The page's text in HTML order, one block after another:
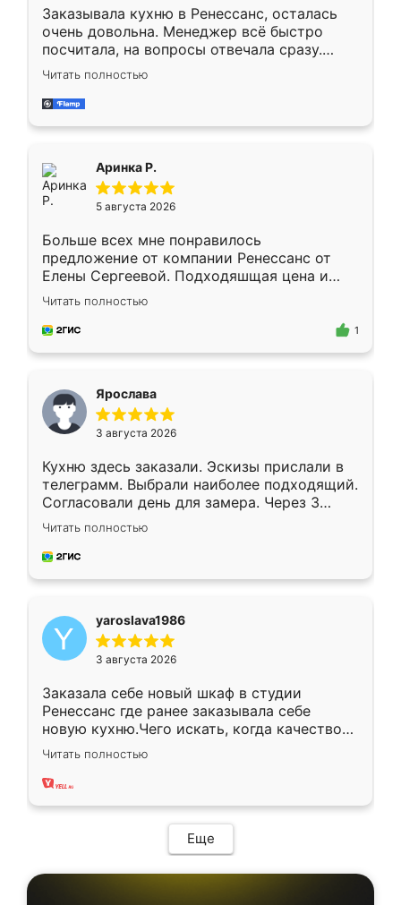
Заказывала кухню в Ренессанс, осталась
очень довольна. Менеджер всё быстро
посчитала, на вопросы отвечала сразу.
Замерщик приехал в субботу, подошёл к
делу со всей ответственностью. Собрали
за день, ребята работали аккуратно, даже
Читать полностью
Аринка Р.
5 августа 2026
Больше всех мне понравилось
предложение от компании Ренессанс от
Елены Сергеевой. Подходяшщая цена и
короткие сроки изготовления. Приехавший
для замера сотрудник Владислав
предложил по моему эскизу самый
Читать полностью
1
Ярослава
3 августа 2026
Кухню здесь заказали. Эскизы прислали в
телеграмм. Выбрали наиболее подходящий.
Согласовали день для замера. Через 3
недели кухня была уже готова. Остались
довольны работой. Спасибо Ренессанс
мебель за качественную работу!
Читать полностью
yaroslava1986
3 августа 2026
Заказала себе новый шкаф в студии
Ренессанс где ранее заказывала себе
новую кухню.Чего искать, когда качеством
вполне довольна. Служит кухня уже почти
два года, нареканий нет.
Читать полностью
Еще